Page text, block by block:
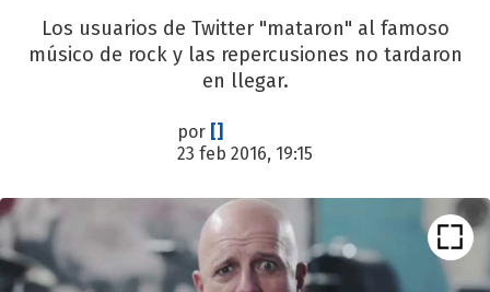
Los usuarios de Twitter "mataron" al famoso
músico de rock y las repercusiones no tardaron
en llegar.
por []
23 feb 2016, 19:15